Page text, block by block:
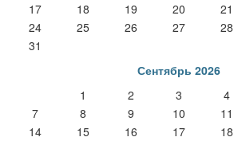
17
18 19 20 21
24
25 26 27 28
31
Сентябрь 2026
1
2 3 4
7
8 9 10 11
14
15 16 17 18